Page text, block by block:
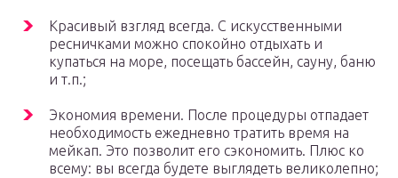
Красивый взгляд всегда. С искусственными
ресничками можно спокойно отдыхать и
купаться на море, посещать бассейн, сауну, баню
и т.п.;
Экономия времени. После процедуры отпадает
необходимость ежедневно тратить время на
мейкап. Это позволит его сэкономить. Плюс ко
всему: вы всегда будете выглядеть великолепно;